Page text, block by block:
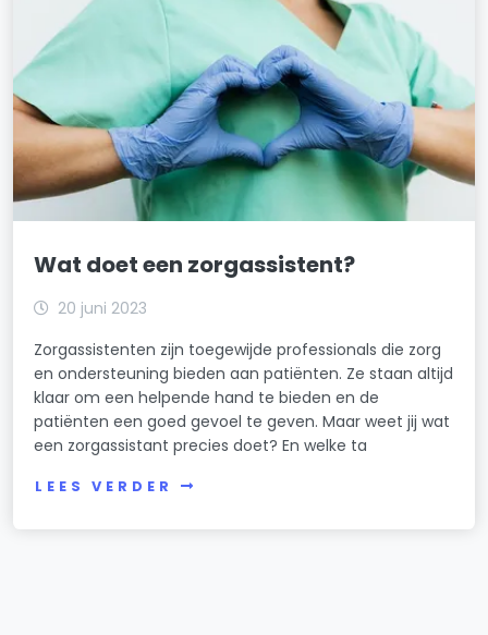
Wat doet een zorgassistent?
20 juni 2023
Zorgassistenten zijn toegewijde professionals die zorg
en ondersteuning bieden aan patiënten. Ze staan altijd
klaar om een helpende hand te bieden en de
patiënten een goed gevoel te geven. Maar weet jij wat
een zorgassistant precies doet? En welke ta
LEES VERDER